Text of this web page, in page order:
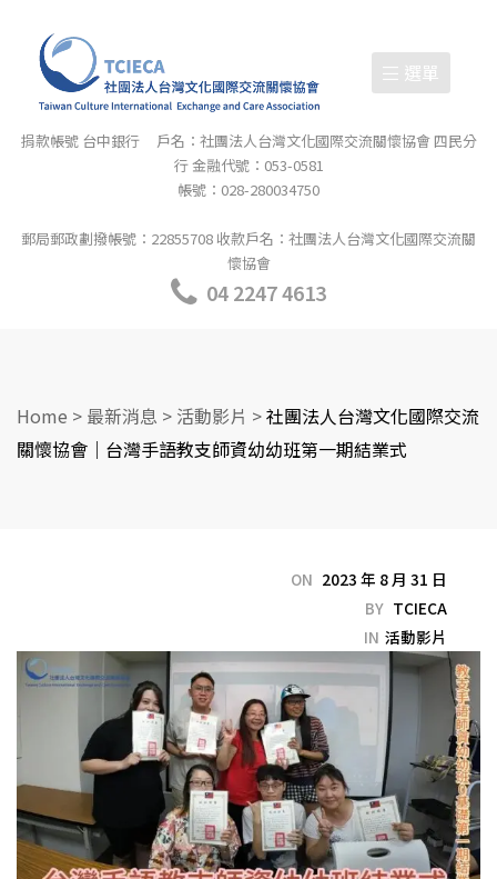
選單
捐款帳號 台中銀行 戶名：社團法人台灣文化國際交流關懷協會 四民分
行 金融代號：053-0581
帳號：028-280034750
郵局郵政劃撥帳號：22855708 收款戶名：社團法人台灣文化國際交流關
懷協會
04 2247 4613
Home > 最新消息 > 活動影片 >社團法人台灣文化國際交流
關懷協會｜台灣手語教支師資幼幼班第一期結業式
ON 2023 年 8 月 31 日
BY TCIECA
IN 活動影片